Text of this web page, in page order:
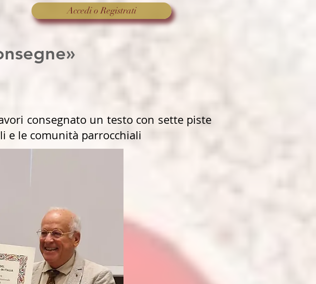
Accedi o Registrati
consegnato un testo con sette piste
e le comunità parrocchiali